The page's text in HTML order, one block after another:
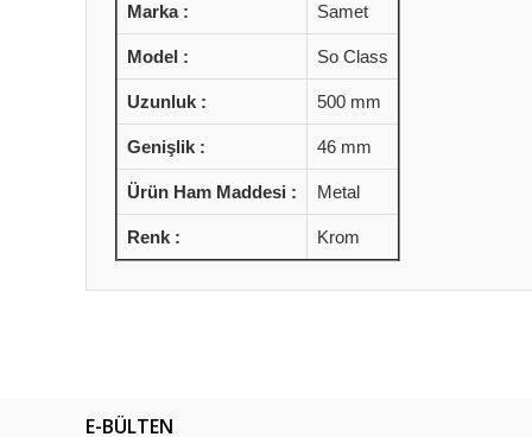
Marka : Samet
Model : So Class
Uzunluk : 500 mm
Genişlik : 46 mm
Ürün Ham Maddesi : Metal
Renk : Krom
E-BÜLTEN